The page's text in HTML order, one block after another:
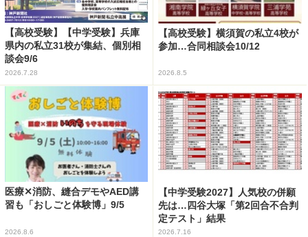
【高校受験】【中学受験】兵庫
県内の私立31校が集結、個別相
談会9/6
2026.7.28
【高校受験】横須賀の私立4校が
参加…合同相談会10/12
2026.8.5
医療✕消防、縫合デモやAED講
習も「おしごと体験博」9/5
2026.8.6
【中学受験2027】人気校の併願
先は…四谷大塚「第2回合不合判
定テスト」結果
2026.7.16